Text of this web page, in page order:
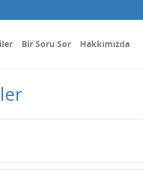
Bir Soru Sor Hakkımızda